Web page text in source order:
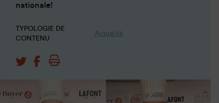
nationale!
TYPOLOGIE DE
CONTENU
Actualité